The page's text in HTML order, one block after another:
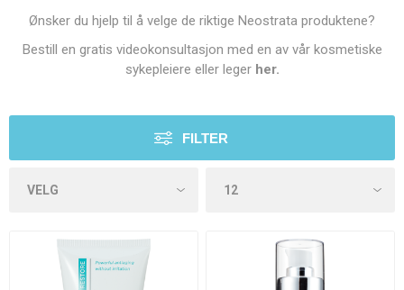
Ønsker du hjelp til å velge de riktige Neostrata produktene?
Bestill en gratis videokonsultasjon med en av vår kosmetiske
sykepleiere eller leger her.
FILTER